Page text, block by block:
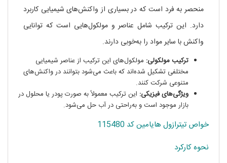
منحصر به فرد است که در بسیاری از واکنش‌های شیمیایی کاربرد
دارد. این ترکیب شامل عناصر و مولکول‌هایی است که توانایی
واکنش با سایر مواد را به‌خوبی دارند.
ترکیب مولکولی: مولکول‌های این ترکیب از عناصر شیمیایی
مختلفی تشکیل شده‌اند که باعث می‌شود بتوانند در واکنش‌های
متنوعی شرکت کنند.
ویژگی‌های فیزیکی: این ترکیب معمولاً به صورت پودر یا محلول در
بازار موجود است و به‌راحتی در آب حل می‌شود.
خواص تیترازول هایامین کد 115480
نحوه کارکرد